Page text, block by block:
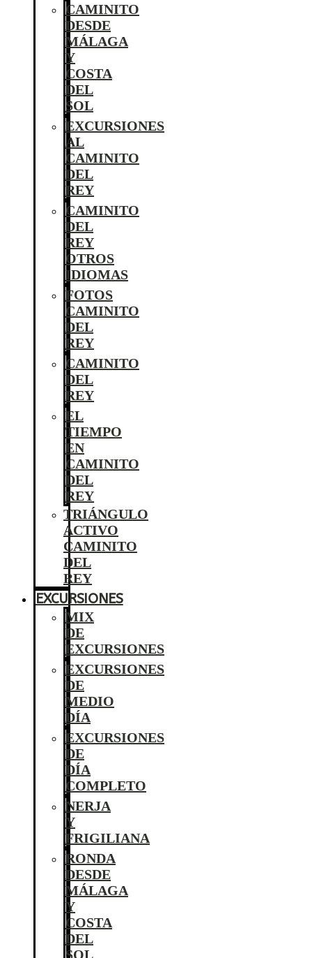
CAMINITO
DESDE
MÁLAGA
Y
COSTA
DEL
SOL
EXCURSIONES
AL
CAMINITO
DEL
REY
CAMINITO
DEL
REY
OTROS
IDIOMAS
FOTOS
CAMINITO
DEL
REY
CAMINITO
DEL
REY
EL
TIEMPO
EN
CAMINITO
DEL
REY
TRIÁNGULO
ACTIVO
CAMINITO
DEL
REY
EXCURSIONES
MIX
DE
EXCURSIONES
EXCURSIONES
DE
MEDIO
DÍA
EXCURSIONES
DE
DÍA
COMPLETO
NERJA
Y
FRIGILIANA
RONDA
DESDE
MÁLAGA
Y
COSTA
DEL
SOL